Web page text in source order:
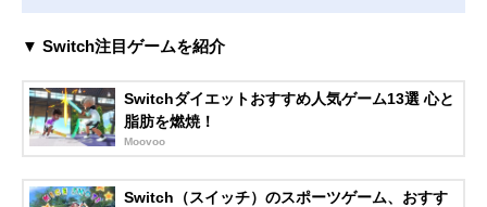
▼ Switch注目ゲームを紹介
Switchダイエットおすすめ人気ゲーム13選 心と
脂肪を燃焼！
Moovoo
Switch（スイッチ）のスポーツゲーム、おすす